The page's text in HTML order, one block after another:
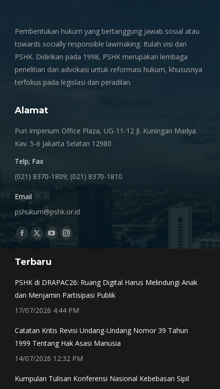
Pembentukan hukum yang bertanggung jawab sosial atau
towards socially responsible lawmaking. Itulah visi dari
PSHK. Didirikan pada 1998, PSHK merupakan lembaga
penelitian dan advokasi untuk reformasi hukum, khususnya
terfokus pada legislasi dan peradilan.
Alamat
Puri Imperium Office Plaza, UG-11-12 Jl. Kuningan Madya
Kav. 5-6 Jakarta Selatan 12980
Telp; Fax
(021) 8370-1809; (021) 8370-1810
Email
pshukum@pshk.or.id
Find us on:
Facebook
opens
window
X
opens
window
YouTube
opens
Instagram
window
Terbaru
PSHK di DRAPAC26: Ruang Digital Harus Melindungi Anak
dan Menjamin Partisipasi Publik
17/07/2026 4:44 PM
Catatan Kritis Revisi Undang-Undang Nomor 39 Tahun
1999 Tentang Hak Asasi Manusia
14/07/2026 12:32 PM
Kumpulan Tulisan Konferensi Nasional Kebebasan Sipil